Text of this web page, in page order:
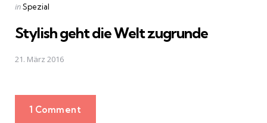
Posted
inSpezial
Stylish geht die Welt zugrunde
21. März 2016
1 Comment